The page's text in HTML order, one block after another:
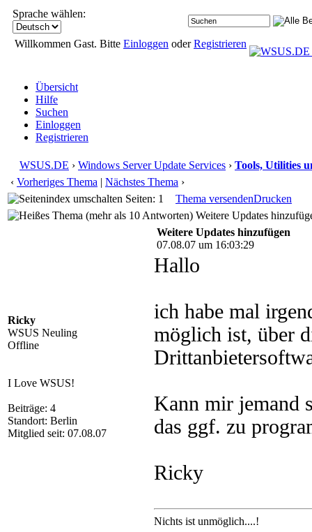
Sprache wählen:
Willkommen Gast. Bitte Einloggen oderRegistrieren
Übersicht
Hilfe
Suchen
Einloggen
Registrieren
WSUS.DE › Windows Server Update Services › Tools, Utilities
‹ Vorheriges Thema | Nächstes Thema ›
Seiten: 1
Thema versendenDrucken
Weitere Updates
Ricky
WSUS Neuling
Offline
I Love WSUS!
Beiträge: 4
Standort: Berlin
Mitglied seit: 07.08.07
Weitere Updates hinzufügen
07.08.07 um 16:03:29
Hallo
ich habe mal
möglich ist, über
Kann mir jemand
das ggf. zu
Ricky
Nichts ist unmöglich....!